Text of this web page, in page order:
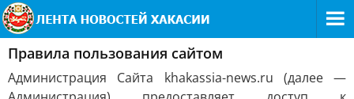
Правила пользования сайтом
Администрация Сайта khakassia-news.ru (далее —